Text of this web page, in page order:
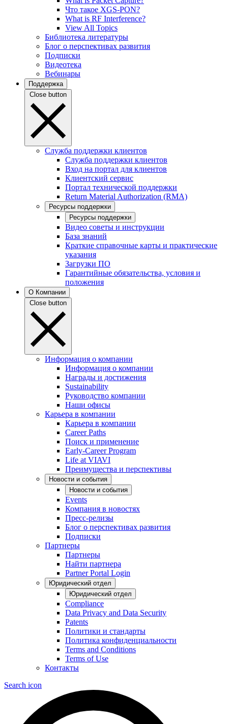
Что такое XGS-PON?
What is RF Interference?
View All Topics
Библиотека литературы
Блог о перспективах развития
Подписки
Видеотека
Вебинары
Поддержка
Close button
Служба поддержки клиентов
Служба поддержки клиентов
Вход на портал для клиентов
Клиентский сервис
Портал технической поддержки
Return Material Authorization (RMA)
Ресурсы поддержки
Ресурсы поддержки
Видео советы и инструкции
База знаний
Краткие справочные карты и практические
указания
Загрузки ПО
Гарантийные обязательства, условия и
положения
О Компании
Close button
Информация о компании
Информация о компании
Награды и достижения
Sustainability
Руководство компании
Наши офисы
Карьера в компании
Карьера в компании
Career Paths
Поиск и применение
Early-Career Program
Life at VIAVI
Преимущества и перспективы
Новости и события
Новости и события
Events
Компания в новостях
Пресс-релизы
Блог о перспективах развития
Подписки
Партнеры
Партнеры
Найти партнера
Partner Portal Login
Юридический отдел
Юридический отдел
Compliance
Data Privacy and Data Security
Patents
Политики и стандарты
Политика конфиденциальности
Terms and Conditions
Terms of Use
Контакты
Search icon